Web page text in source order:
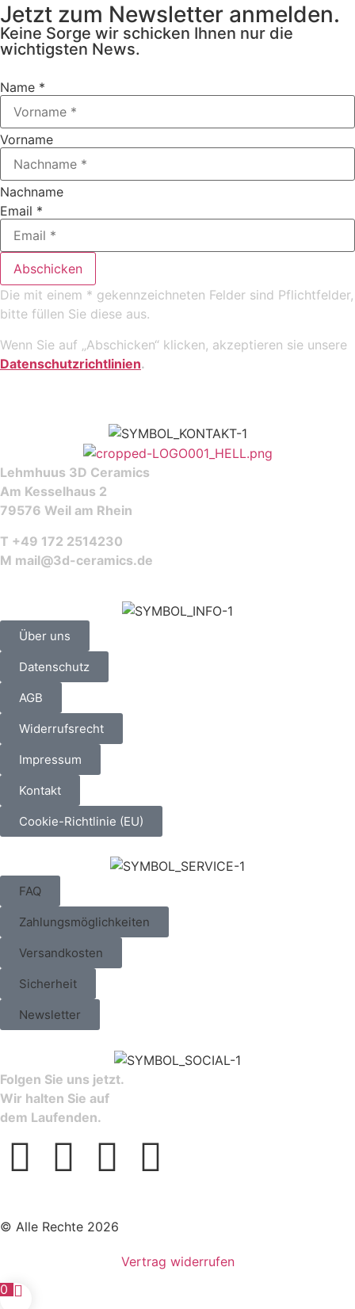
Jetzt zum Newsletter anmelden.
Keine Sorge wir schicken Ihnen nur die
wichtigsten News.
Name *
Vorname
Nachname
Email *
Abschicken
Die mit einem * gekennzeichneten Felder sind Pflichtfelder,
bitte füllen Sie diese aus.
Wenn Sie auf „Abschicken“ klicken, akzeptieren sie unsere
Datenschutzrichtlinien.
Lehmhuus 3D Ceramics
Am Kesselhaus 2
79576 Weil am Rhein
T +49 172 2514230
M mail@3d-ceramics.de
Über uns
Datenschutz
AGB
Widerrufsrecht
Impressum
Kontakt
Cookie-Richtlinie (EU)
FAQ
Zahlungsmöglichkeiten
Versandkosten
Sicherheit
Newsletter
Folgen Sie uns jetzt.
Wir halten Sie auf
dem Laufenden.
© Alle Rechte 2026
Vertrag widerrufen
0